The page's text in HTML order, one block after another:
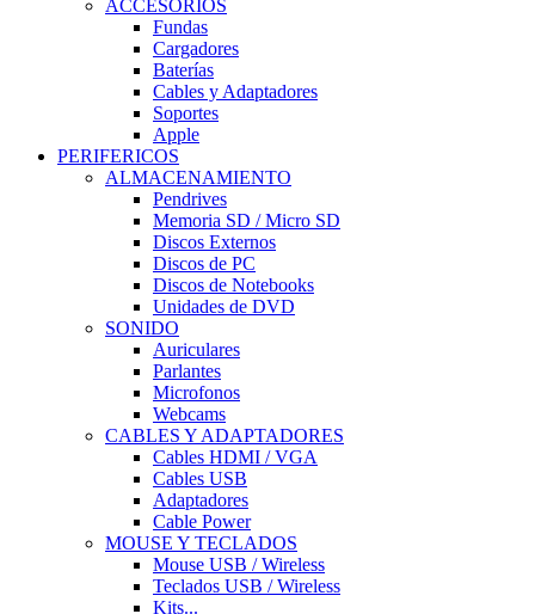
ACCESORIOS
Fundas
Cargadores
Baterías
Cables y Adaptadores
Soportes
Apple
PERIFERICOS
ALMACENAMIENTO
Pendrives
Memoria SD / Micro SD
Discos Externos
Discos de PC
Discos de Notebooks
Unidades de DVD
SONIDO
Auriculares
Parlantes
Microfonos
Webcams
CABLES Y ADAPTADORES
Cables HDMI / VGA
Cables USB
Adaptadores
Cable Power
MOUSE Y TECLADOS
Mouse USB / Wireless
Teclados USB / Wireless
Kits...